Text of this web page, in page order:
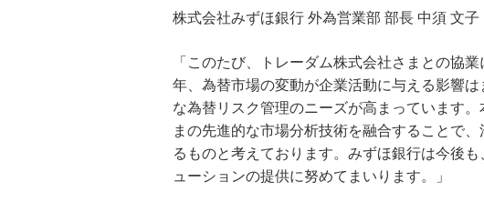
株式会社みずほ銀行 外為営業部 部長 中須 文子
「このたび、トレーダム株式会社さまとの協
年、為替市場の変動が企業活動に与える影響
な為替リスク管理のニーズが高まっています
まの先進的な市場分析技術を融合することで
るものと考えております。みずほ銀行は今後
ューションの提供に努めてまいります。」